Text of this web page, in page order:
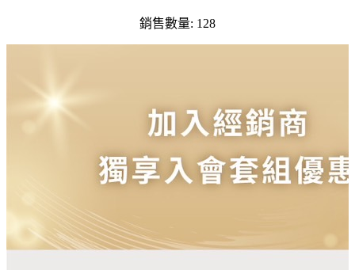
銷售數量: 128